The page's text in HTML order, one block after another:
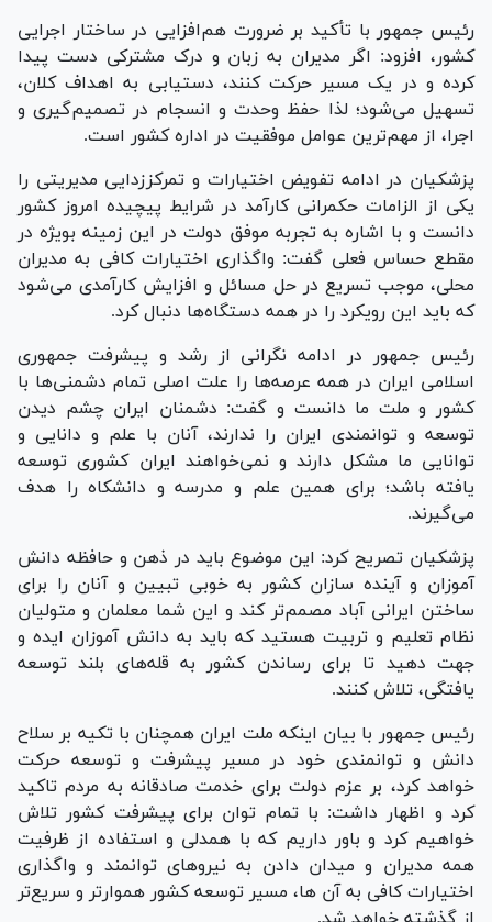
رئیس جمهور با تأکید بر ضرورت هم‌افزایی در ساختار اجرایی
کشور، افزود: اگر مدیران به زبان و درک مشترکی دست پیدا
کرده و در یک مسیر حرکت کنند، دستیابی به اهداف کلان،
تسهیل می‌شود؛ لذا حفظ وحدت و انسجام در تصمیم‌گیری و
اجرا، از مهم‌ترین عوامل موفقیت در اداره کشور است.
پزشکیان در ادامه تفویض اختیارات و تمرکززدایی مدیریتی را
یکی از الزامات حکمرانی کارآمد در شرایط پیچیده امروز کشور
دانست و با اشاره به تجربه موفق دولت در این زمینه بویژه در
مقطع حساس فعلی گفت: واگذاری اختیارات کافی به مدیران
محلی، موجب تسریع در حل مسائل و افزایش کارآمدی می‌شود
که باید این رویکرد را در همه دستگاه‌ها دنبال کرد.
رئیس جمهور در ادامه نگرانی از رشد و پیشرفت جمهوری
اسلامی ایران در همه عرصه‌ها را علت اصلی تمام دشمنی‌ها با
کشور و ملت ما دانست و گفت: دشمنان ایران چشم دیدن
توسعه و توانمندی ایران را ندارند، آنان با علم و دانایی و
توانایی ما مشکل دارند و نمی‌خواهند ایران کشوری توسعه
یافته باشد؛ برای همین علم و مدرسه و دانشکاه را هدف
می‌گیرند.
پزشکیان تصریح کرد: این موضوع باید در ذهن و حافظه دانش
آموزان و آینده سازان کشور به خوبی تبیین و آنان را برای
ساختن ایرانی آباد مصمم‌تر کند و این شما معلمان و متولیان
نظام تعلیم و تربیت هستید که باید به دانش آموزان ایده و
جهت دهید تا برای رساندن کشور به قله‌های بلند توسعه
یافتگی، تلاش کنند.
رئیس جمهور با بیان اینکه ملت ایران همچنان با تکیه بر سلاح
دانش و توانمندی خود در مسیر پیشرفت و توسعه حرکت
خواهد کرد، بر عزم دولت برای خدمت صادقانه به مردم تاکید
کرد و اظهار داشت: با تمام توان برای پیشرفت کشور تلاش
خواهیم کرد و باور داریم که با همدلی و استفاده از ظرفیت
همه مدیران و میدان دادن به نیرو‌های توانمند و واگذاری
اختیارات کافی به آن ها، مسیر توسعه کشور هموارتر و سریع‌تر